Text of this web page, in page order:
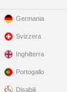
Germania
Svizzera
Inghilterra
Portogallo
Disabili